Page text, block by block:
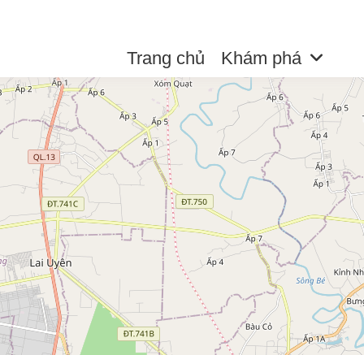
Trang chủ Khám phá